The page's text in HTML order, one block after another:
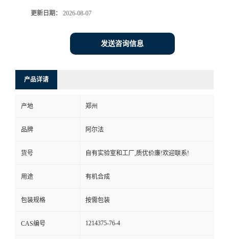
言
更新日期： 2026-08-07
发送咨询信息
产品详请
产地 郑州
品牌 阿尔法
货号 自有实验室和工厂,质优价廉!欢迎联系!
用途 有机合成
包装规格 按需包装
CAS编号 1214375-76-4